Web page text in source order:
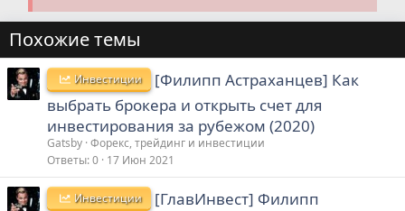
Похожие темы
Инвестиции
[Филипп Астраханцев] Как
выбрать брокера и открыть счет для
инвестирования за рубежом (2020)
Gatsby Форекс, трейдинг и инвестиции
Ответы 0 17 Июн 2021
Инвестиции
[ГлавИнвест] Филипп